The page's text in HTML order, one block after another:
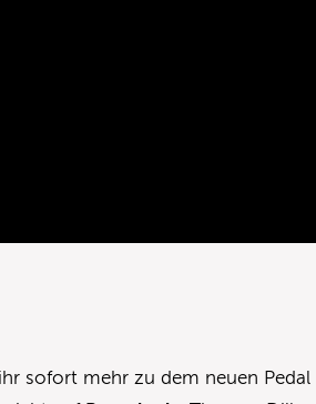
sofort mehr zu dem neuen Pedal